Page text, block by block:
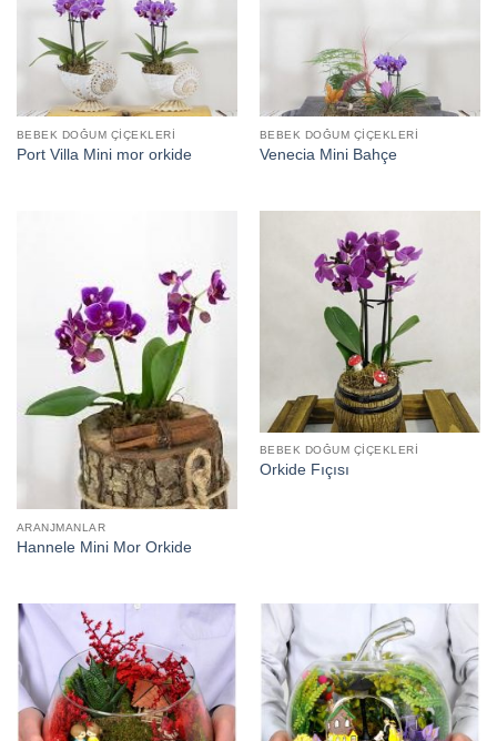
BEBEK DOĞUM ÇIÇEKLERI
Port Villa Mini mor orkide
BEBEK DOĞUM ÇIÇEKLERI
Venecia Mini Bahçe
ARANJMANLAR
Hannele Mini Mor Orkide
BEBEK DOĞUM ÇIÇEKLERI
Orkide Fıçısı